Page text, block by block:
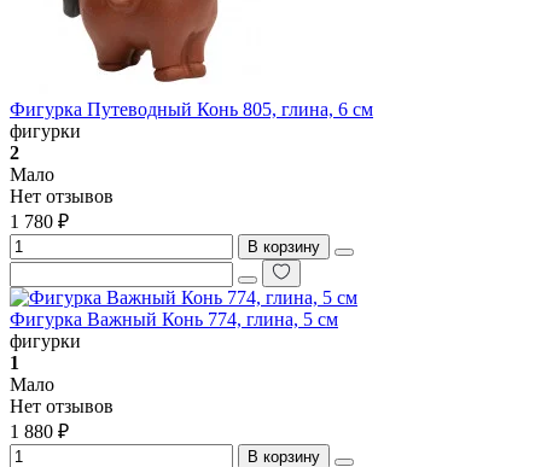
Фигурка Путеводный Конь 805, глина, 6 см
фигурки
2
Мало
Нет отзывов
1 780 ₽
В корзину
Фигурка Важный Конь 774, глина, 5 см
фигурки
1
Мало
Нет отзывов
1 880 ₽
В корзину